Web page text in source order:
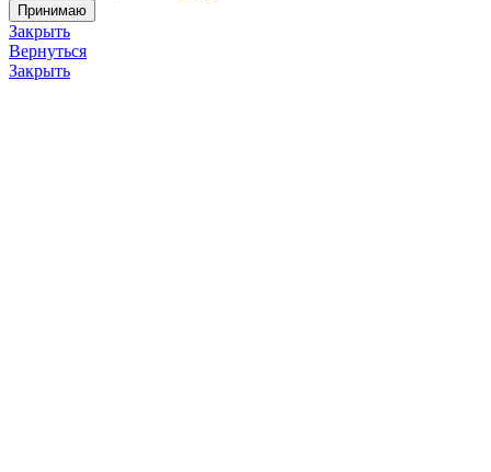
Принимаю
Закрыть
Вернуться
Закрыть